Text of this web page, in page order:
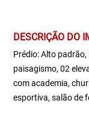
DESCRIÇÃO DO
Prédio: Alto
paisagismo, 02
com academia,
esportiva, salão de